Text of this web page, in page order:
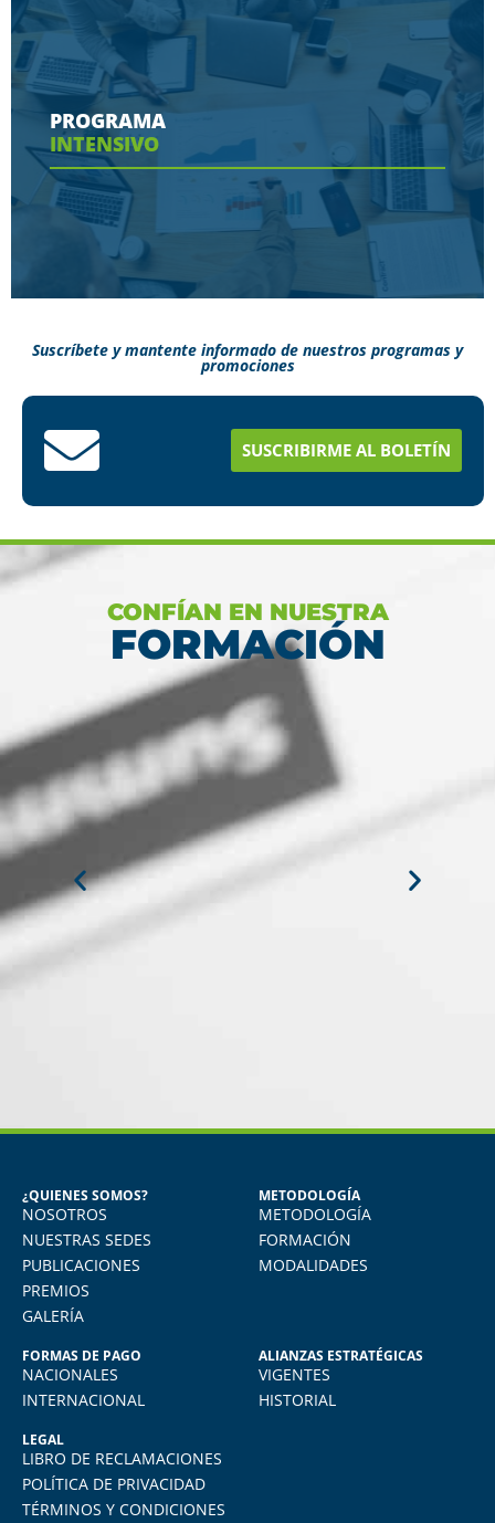
Conoce aquí las herramientas con las que
contaras en tu programa
Ver más
PROGRAMA
INTENSIVO
estudios en menos tiempo
Suscríbete y mantente informado de nuestros programas y
promociones
SUSCRIBIRME AL BOLETÍN
CONFÍAN EN NUESTRA
FORMACIÓN
GÓNGORA
Vivo en Arequipa y llevé el diploma con
total comodidad desde mi casa. La
y muy amigable. La enseñanza virtual es
¿QUIENES SOMOS?
NOSOTROS
NUESTRAS SEDES
PUBLICACIONES
PREMIOS
GALERÍA
METODOLOGÍA
METODOLOGÍA
FORMACIÓN
MODALIDADES
FORMAS DE PAGO
NACIONALES
INTERNACIONAL
ALIANZAS ESTRATÉGICAS
VIGENTES
HISTORIAL
LEGAL
LIBRO DE RECLAMACIONES
POLÍTICA DE PRIVACIDAD
TÉRMINOS Y CONDICIONES